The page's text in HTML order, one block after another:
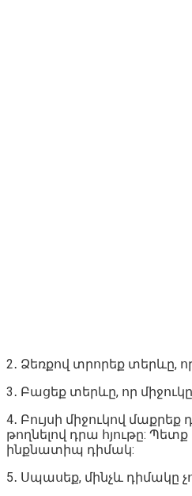
2․ Ձեռքով տրորեք տերևը,
3․ Բացեք տերևը, որ
4․ Բույսի միջուկով մաքրեք
թողնելով դրա հյութը:
ինքնատիպ դիմակ:
5․ Սպասեք, մինչև դիմակը